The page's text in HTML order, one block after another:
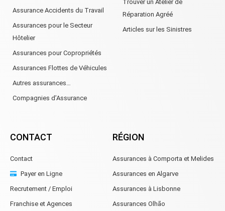
Assurance Accidents du Travail
Assurances pour le Secteur
Hôtelier
Assurances pour Copropriétés
Assurances Flottes de Véhicules
Autres assurances…
Compagnies d’Assurance
Trouver un Atelier de
Réparation Agréé
Articles sur les Sinistres
CONTACT
Contact
Payer en Ligne
Recrutement / Emploi
Franchise et Agences
RÉGION
Assurances à Comporta et Melides
Assurances en Algarve
Assurances à Lisbonne
Assurances Olhão